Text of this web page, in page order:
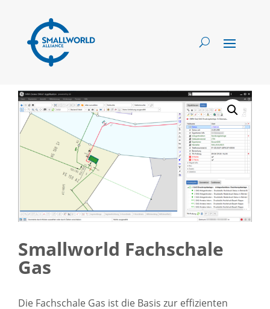
Smallworld Fachschale
Gas
Die Fachschale Gas ist die Basis zur effizienten